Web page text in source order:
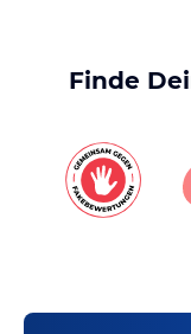
Finde